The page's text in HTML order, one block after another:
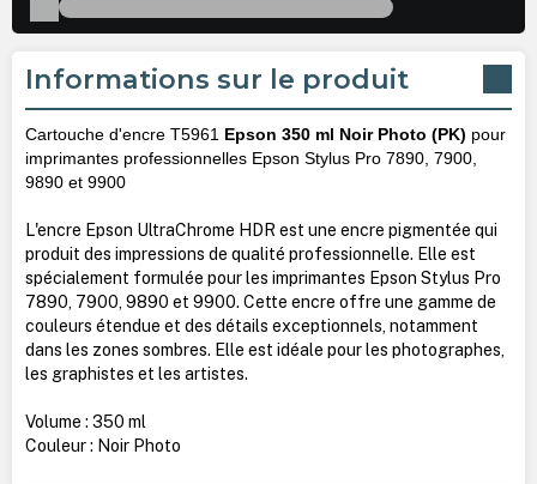
Informations sur le produit
Cartouche d'encre T5961 Epson 350 ml Noir Photo (PK) pour
imprimantes professionnelles Epson Stylus Pro 7890, 7900,
9890 et 9900
L'encre Epson UltraChrome HDR est une encre pigmentée qui
produit des impressions de qualité professionnelle. Elle est
spécialement formulée pour les imprimantes Epson Stylus Pro
7890, 7900, 9890 et 9900. Cette encre offre une gamme de
couleurs étendue et des détails exceptionnels, notamment
dans les zones sombres. Elle est idéale pour les photographes,
les graphistes et les artistes.
Volume : 350 ml
Couleur : Noir Photo